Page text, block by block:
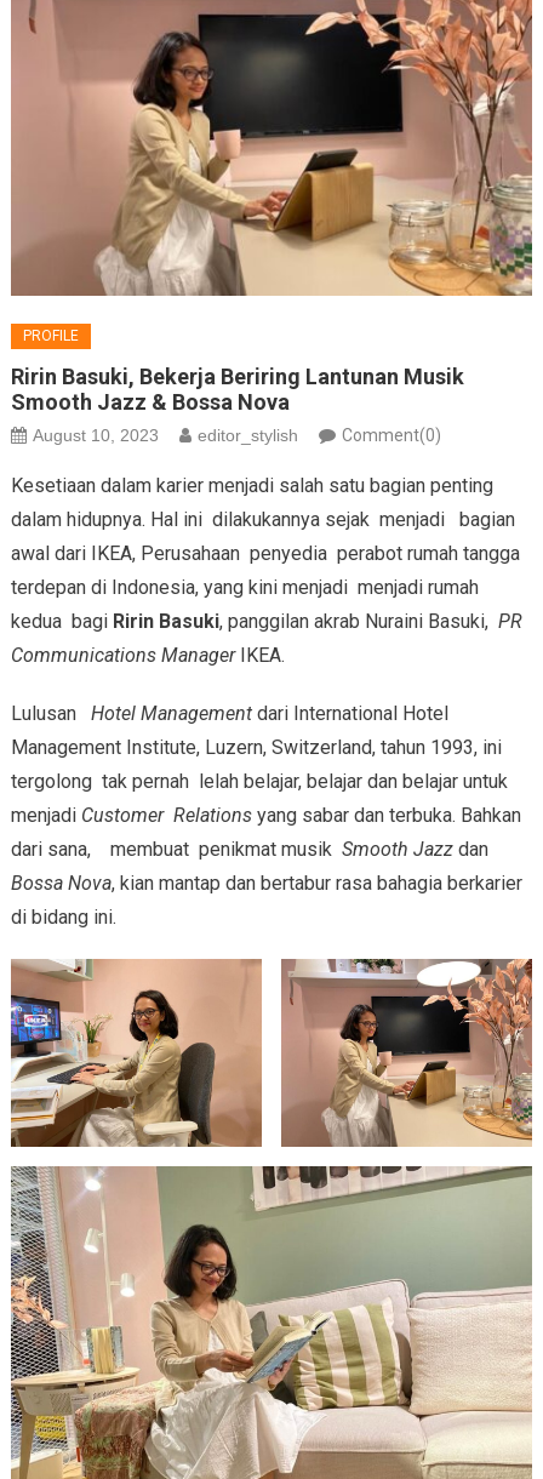
PROFILE
Ririn Basuki, Bekerja Beriring Lantunan Musik
Smooth Jazz & Bossa Nova
August 10, 2023 editor_stylish Comment(0)
Kesetiaan dalam karier menjadi salah satu bagian penting
dalam hidupnya. Hal ini dilakukannya sejak menjadi bagian
awal dari IKEA, Perusahaan penyedia perabot rumah tangga
terdepan di Indonesia, yang kini menjadi menjadi rumah
kedua bagi Ririn Basuki, panggilan akrab Nuraini Basuki, PR
Communications Manager IKEA.
Lulusan Hotel Managementdari International Hotel
Management Institute, Luzern, Switzerland, tahun 1993, ini
tergolong tak pernah lelah belajar, belajar dan belajar untuk
menjadi Customer Relationsyang sabar dan terbuka. Bahkan
dari sana, membuat penikmat musik Smooth Jazzdan
Bossa Nova, kian mantap dan bertabur rasa bahagia berkarier
di bidang ini.